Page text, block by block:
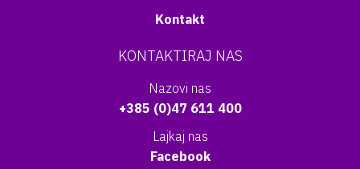
Kontakt
KONTAKTIRAJ NAS
Nazovi nas
+385 (0)47 611 400
Lajkaj nas
Facebook